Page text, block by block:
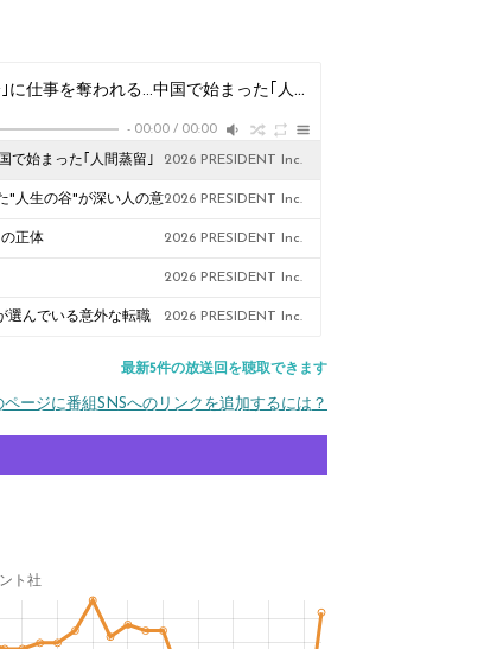
#610 大卒1270万人が就職難なのに､今度は自分の｢AI分身｣に仕事を奪われる…中国で始まった｢人間蒸留｣という絶望
- 00:00 / 00:00
始まった｢人間蒸留｣ 2026 PRESIDENT Inc.
"人生の谷"が深い人の意2026 PRESIDENT Inc.
正体 2026 PRESIDENT Inc.
2026 PRESIDENT Inc.
選んでいる意外な転職 2026 PRESIDENT Inc.
最新5件の放送回を聴取できます
ページに番組SNSへのリンクを追加するには？